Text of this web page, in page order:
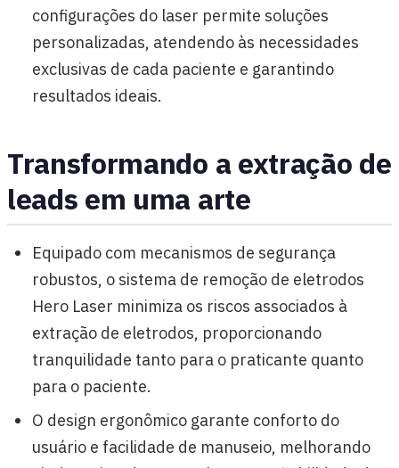
configurações do laser permite soluções
personalizadas, atendendo às necessidades
exclusivas de cada paciente e garantindo
resultados ideais.
Transformando a extração de
leads em uma arte
Equipado com mecanismos de segurança
robustos, o sistema de remoção de eletrodos
Hero Laser minimiza os riscos associados à
extração de eletrodos, proporcionando
tranquilidade tanto para o praticante quanto
para o paciente.
O design ergonômico garante conforto do
usuário e facilidade de manuseio, melhorando